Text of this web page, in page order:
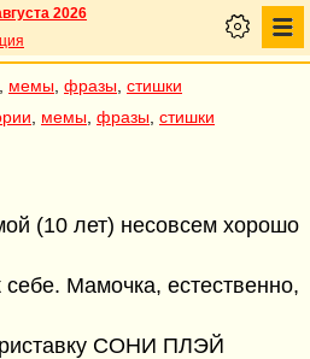
2026
мемы фразы стишки
мемы фразы стишки
(10 лет) несовсем хорошо
себе. Мамочка, естественно,
СОНИ ПЛЭЙ